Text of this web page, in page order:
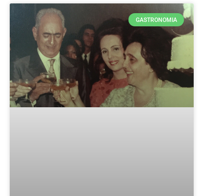
GASTRONOMIA